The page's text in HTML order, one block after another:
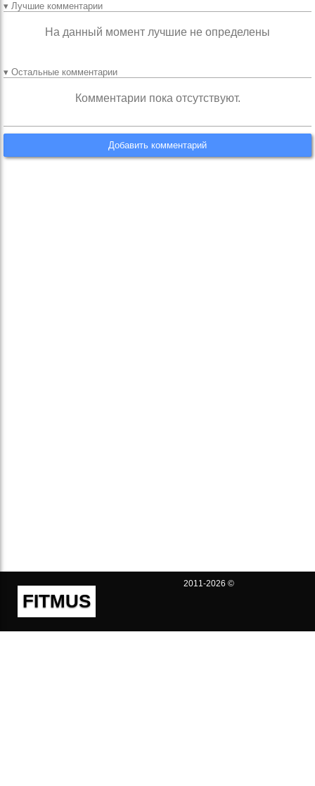
▾ Лучшие комментарии
На данный момент лучшие не определены
▾ Остальные комментарии
Комментарии пока отсутствуют.
Добавить комментарий
FITMUS
2011-2026 ©